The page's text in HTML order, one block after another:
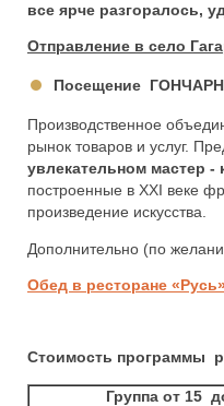
все ярче разгоралось,
Отправление в село
Посещение
Производственное
рынок товаров и услуг.
увлекательном мастер
построенные в XXI веке
произведение искусства.
Дополнительно (по
Обед в ресторане
Стоимость программы
Группа от 15